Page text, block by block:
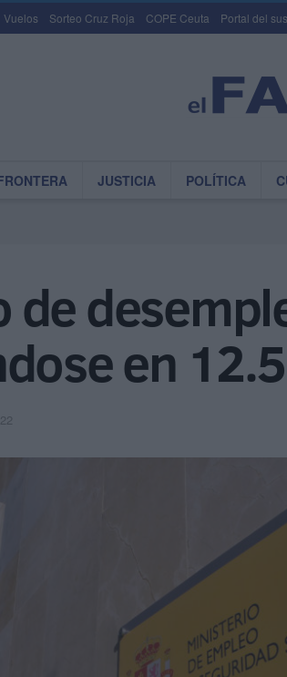
Vuelos Sorteo Cruz Roja COPE Ceuta Portal del
JUSTICIA POLÍTICA
de
en